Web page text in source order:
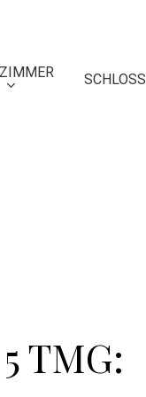
ZIMMER SCHLOSS
TMG: